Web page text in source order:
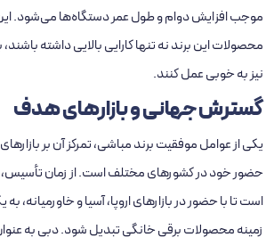
موجب افزایش دوام و طول عمر دستگاه‌ها می‌شود.
محصولات این برند نه ‌تنها کارایی بالایی داشته
نیز به‌ خوبی عمل کنند.
گسترش جهانی و بازارهای هدف
یکی از عوامل موفقیت برند مباشی، تمرکز آن بر
حضور خود در کشورهای مختلف است. از زمان تأسیس،
است تا با حضور در بازارهای اروپا، آسیا و خاورمیانه،
زمینه محصولات برقی خانگی تبدیل شود. دبی به